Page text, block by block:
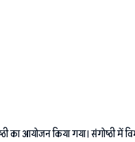
का आयोजन किया गया। संगोष्ठी में